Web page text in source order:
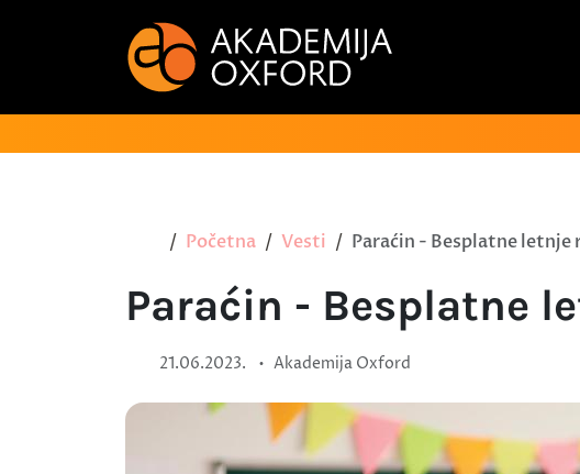
Početna Vesti Paraćin - Besplatne letnje
Paraćin - Besplatne
21.06.2023. • Akademija Oxford